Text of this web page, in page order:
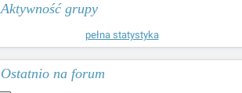
Aktywność grupy
pełna statystyka
Ostatnio na forum